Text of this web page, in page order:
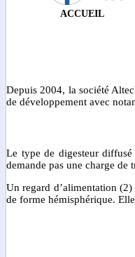
ACCUEIL
Depuis 2004, la société
de développement avec
Le type de digesteur
demande pas une charge
Un regard d’alimentation
de forme hémisphérique.